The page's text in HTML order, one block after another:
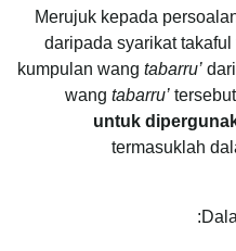
Merujuk kepada
daripada syarikat
kumpulan wang tabarru’
wang tabarru’
untuk
termasuklah